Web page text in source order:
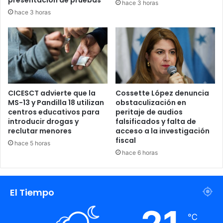
desarrollo
En la mesa de diálogo participaron activamente diputados
representantes del departamento de Cortés, entre ellos la
legisladora liberal Alejandra Vallecillo y los congresistas
nacionalistas José Jaar y Alberto Chedrani, lo que
evidenció un respaldo multipartidario a las peticiones de
la alcaldía porteña.
hace 3 horas
hace 3 horas
CICESCT advierte que la
MS-13 y Pandilla 18 utilizan
centros educativos para
introducir drogas y
reclutar menores
hace 5 horas
Cossette López denuncia
obstaculización en
peritaje de audios
falsificados y falta de
acceso a la investigación
fiscal
hace 6 horas
El Tiempo
℃